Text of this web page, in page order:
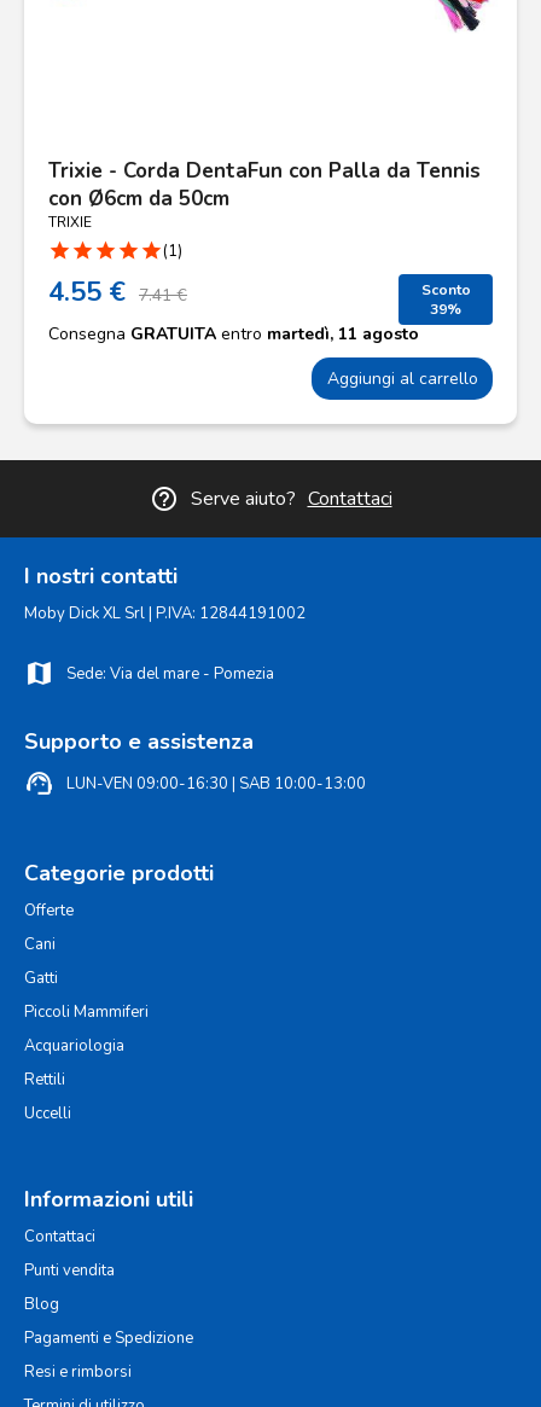
Trixie - Corda DentaFun con Palla da Tennis
con Ø6cm da 50cm
TRIXIE
star star star star star(1)
4.55 € 7.41 €
Sconto
39%
Consegna GRATUITA entro martedì, 11 agosto
Aggiungi al carrello
help_outline Serve aiuto? Contattaci
I nostri contatti
Moby Dick XL Srl | P.IVA: 12844191002
map Sede: Via del mare - Pomezia
Supporto e assistenza
support_agent LUN-VEN 09:00-16:30 | SAB 10:00-13:00
Categorie prodotti
Offerte
Cani
Gatti
Piccoli Mammiferi
Acquariologia
Rettili
Uccelli
Informazioni utili
Contattaci
Punti vendita
Blog
Pagamenti e Spedizione
Resi e rimborsi